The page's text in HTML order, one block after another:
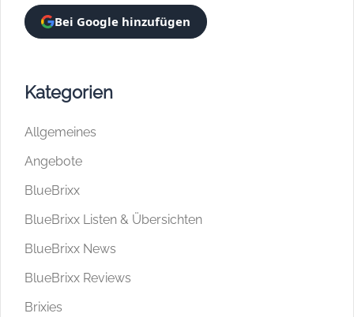
Bei Google hinzufügen
Kategorien
Allgemeines
Angebote
BlueBrixx
BlueBrixx Listen & Übersichten
BlueBrixx News
BlueBrixx Reviews
Brixies